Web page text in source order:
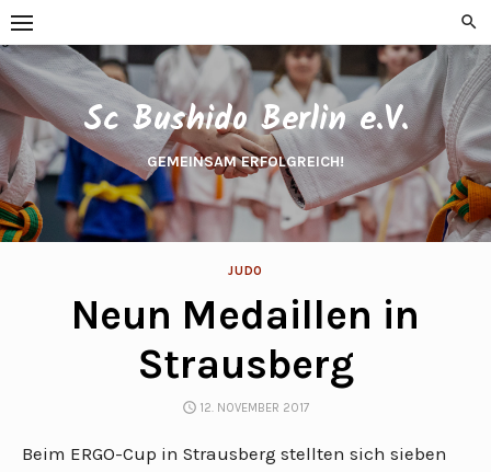
Skip
to
content
Sc Bushido Berlin e.V.
GEMEINSAM ERFOLGREICH!
JUDO
Neun Medaillen in
Strausberg
POSTED
12. NOVEMBER 2017
Beim ERGO-Cup in Strausberg stellten sich sieben